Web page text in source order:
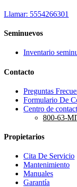
Llamar: 5554266301
Seminuevos
Inventario
Contacto
Preguntas
Formulario De
Centro de
800-63-
Propietarios
Cita De Servicio
Mantenimiento
Manuales
Garantía